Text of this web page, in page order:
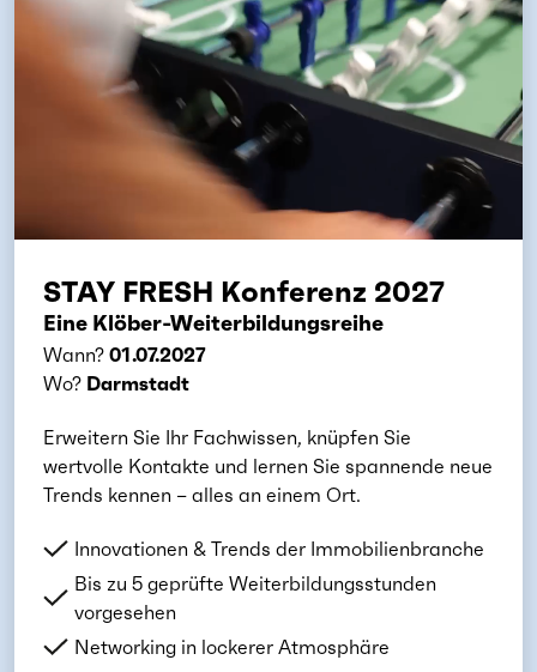
STAY FRESH Konferenz 2027
Eine Klöber-Weiterbildungsreihe
Wann? 01.07.2027
Wo? Darmstadt
Erweitern Sie Ihr Fachwissen, knüpfen Sie
wertvolle Kontakte und lernen Sie spannende neue
Trends kennen – alles an einem Ort.
Innovationen & Trends der Immobilienbranche
Bis zu 5 geprüfte Weiterbildungsstunden
vorgesehen
Networking in lockerer Atmosphäre